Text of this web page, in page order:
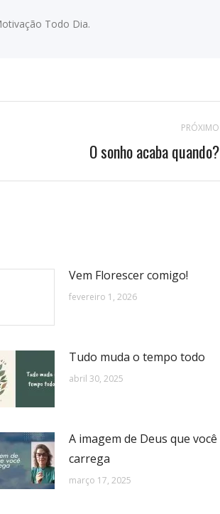
Todo Dia.
PRÓXIMO
O sonho acaba quando?
Vem Florescer comigo!
fevereiro 1, 2026
Tudo muda o tempo todo
abril 30, 2025
A imagem de Deus que você
carrega
março 17, 2025